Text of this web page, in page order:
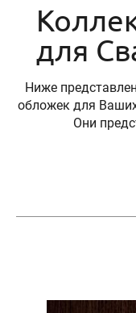
для
Ниже
обложек для
Они